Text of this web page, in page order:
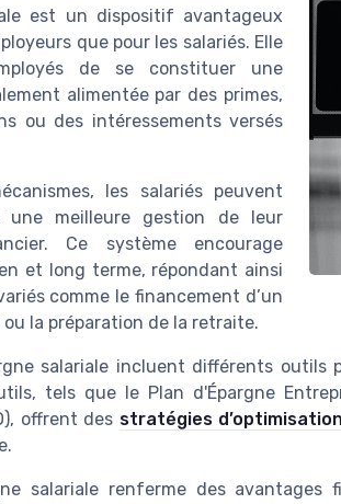
est un dispositif avantageux
que pour les salariés. Elle
de se constituer une
alimentée par des primes,
ou des intéressements versés
les salariés peuvent
une meilleure gestion de leur
Ce système encourage
et long terme, répondant ainsi
comme le financement d’un
la préparation de la retraite.
salariale incluent différents
tels que le Plan d'Épargne
offrent des stratégies
salariale renferme des avantages